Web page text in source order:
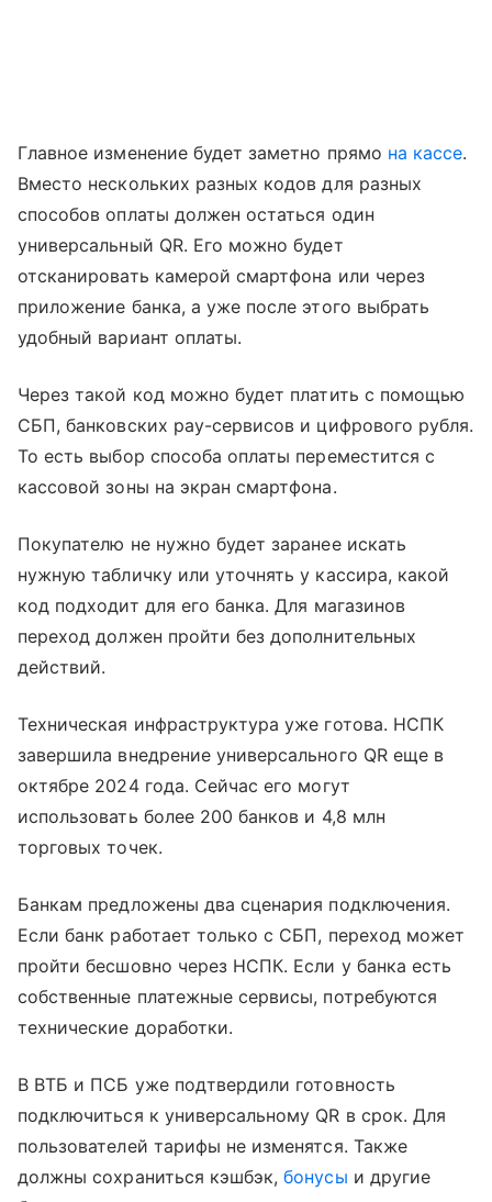
Главное изменение будет заметно прямо на кассе.
Вместо нескольких разных кодов для разных
способов оплаты должен остаться один
универсальный QR. Его можно будет
отсканировать камерой смартфона или через
приложение банка, а уже после этого выбрать
удобный вариант оплаты.
Через такой код можно будет платить с помощью
СБП, банковских pay-сервисов и цифрового рубля.
То есть выбор способа оплаты переместится с
кассовой зоны на экран смартфона.
Покупателю не нужно будет заранее искать
нужную табличку или уточнять у кассира, какой
код подходит для его банка. Для магазинов
переход должен пройти без дополнительных
действий.
Техническая инфраструктура уже готова. НСПК
завершила внедрение универсального QR еще в
октябре 2024 года. Сейчас его могут
использовать более 200 банков и 4,8 млн
торговых точек.
Банкам предложены два сценария подключения.
Если банк работает только с СБП, переход может
пройти бесшовно через НСПК. Если у банка есть
собственные платежные сервисы, потребуются
технические доработки.
В ВТБ и ПСБ уже подтвердили готовность
подключиться к универсальному QR в срок. Для
пользователей тарифы не изменятся. Также
должны сохраниться кэшбэк,бонусы и другие